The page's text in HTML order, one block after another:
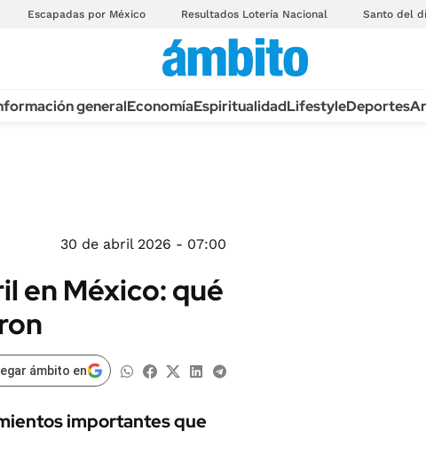
Escapadas por México Resultados Lotería Nacional Santo del
generalEconomíaEspiritualidadLifestyleDeportes
30 de abril 2026 - 07:00
en México: qué
ámbito en
importantes que